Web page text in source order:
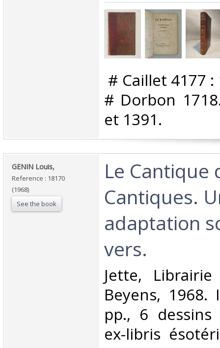
# Caillet 4177
# Dorbon
et 1391.‎
‎GENIN Louis,‎
Reference : 18170
(1968)
See the book
‎Le Cantique
Cantiques.
adaptation
vers.‎
‎Jette,
Beyens, 1968.
pp., 6
ex-libris